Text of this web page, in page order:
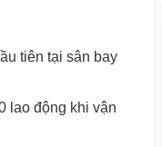
tiên tại sân bay
lao động khi vận